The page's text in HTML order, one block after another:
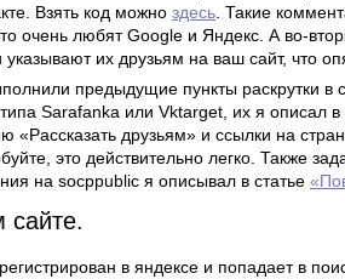
Взять код можно здесь . Такие
очень любят Google и Яндекс. А во-
указывают их друзьям на ваш сайт, что
предыдущие пункты раскрутки
Sarafanka или Vktarget, их я описал в
«Рассказать друзьям» и ссылки на
это действительно легко. Также
на socppublic я описывал в статье
в яндексе и попадает в